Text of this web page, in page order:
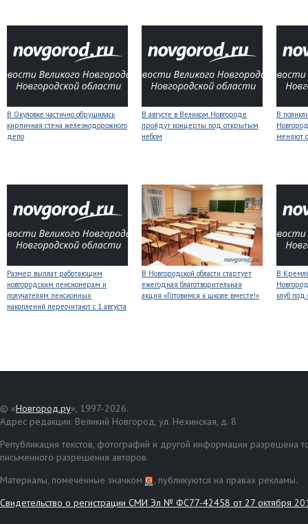
В Окуловке частично обрушилась
кирпичная стена железнодорожного
депо
В августе в Великом Новгороде
пройдут концерты под открытым
небом
В
меняют
Размер выплат работающим
новгородским пенсионерам и
получателям пенсионных
накоплений пересчитают с 1 августа
В Новгородской области стартует
ежегодная благотворительная
акция «Готовимся к школе вместе!»
В
клуб
© «Новгород.ру», 1997-2026.
Адрес редакции: Великий Новгород, ул. Нехинская, д. 8
Републикация текстов, фотографий и другой информации разрешена
письменного разрешения авторов.
Материалы, помеченные значком
, публикуются на правах рекламы.
Свидетельство о регистрации СМИ Эл № ФС77-42458 от 27 октября